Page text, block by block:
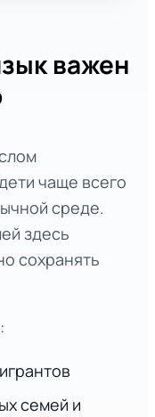
важен
чаще всего
среде.
здесь
сохранять
семей и